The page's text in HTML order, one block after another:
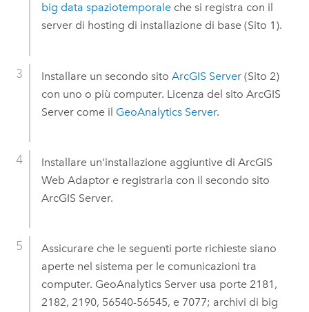
big data spaziotemporaleche si registra con il
server di hosting di installazione di base (Sito 1).
Installare un secondo sito ArcGIS Server(Sito 2)
con uno o più computer. Licenza del sito ArcGIS
Servercome il GeoAnalytics Server.
Installare un'installazione aggiuntive di ArcGIS
Web Adaptore registrarla con il secondo sito
ArcGIS Server.
Assicurare che le seguenti porte richieste siano
aperte nel sistema per le comunicazioni tra
computer. GeoAnalytics Serverusa porte 2181,
2182, 2190, 56540-56545, e 7077; archivi di big